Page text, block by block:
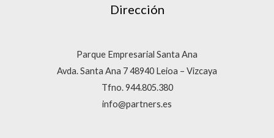
Dirección
Parque Empresarial Santa Ana
Avda. Santa Ana 7 48940 Leioa – Vizcaya
Tfno. 944.805.380
info@partners.es